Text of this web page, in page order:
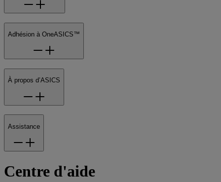
Adhésion à OneASICS™
À propos d’ASICS
Assistance
Centre d'aide